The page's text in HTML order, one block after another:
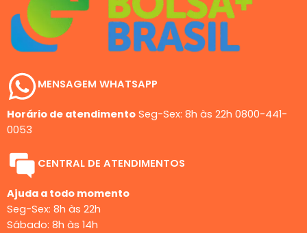
MENSAGEM WHATSAPP
Horário de atendimentoSeg-Sex: 8h às 22h 0800-441-
0053
CENTRAL DE ATENDIMENTOS
Ajuda a todo momento
Seg-Sex: 8h às 22h
Sábado: 8h às 14h